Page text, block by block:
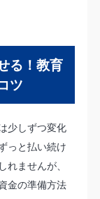
る！教育
ツ
少しずつ変化
っと払い続け
ませんが、
金の準備方法